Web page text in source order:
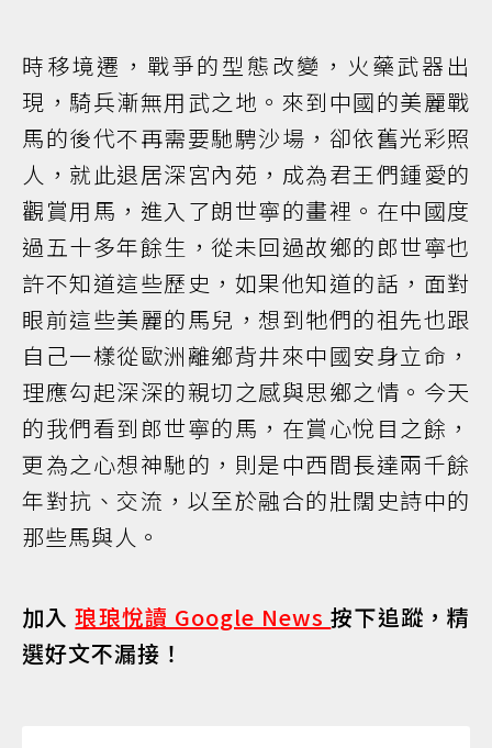
時移境遷，戰爭的型態改變，火藥武器出
現，騎兵漸無用武之地。來到中國的美麗戰
馬的後代不再需要馳騁沙場，卻依舊光彩照
人，就此退居深宮內苑，成為君王們鍾愛的
觀賞用馬，進入了朗世寧的畫裡。在中國度
過五十多年餘生，從未回過故鄉的郎世寧也
許不知道這些歷史，如果他知道的話，面對
眼前這些美麗的馬兒，想到牠們的祖先也跟
自己一樣從歐洲離鄉背井來中國安身立命，
理應勾起深深的親切之感與思鄉之情。今天
的我們看到郎世寧的馬，在賞心悅目之餘，
更為之心想神馳的，則是中西間長達兩千餘
年對抗、交流，以至於融合的壯闊史詩中的
那些馬與人。
加入琅琅悅讀 Google News按下追蹤，精
選好文不漏接！